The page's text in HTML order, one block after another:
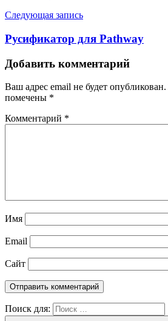
Следующая запись
Русификатор для Pathway
Добавить комментарий
Ваш адрес email не будет опубликован.
помечены *
Комментарий *
Имя
Email
Сайт
Поиск для: